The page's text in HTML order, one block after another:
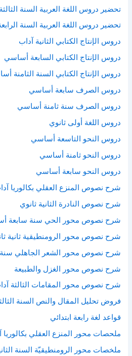
تحضير دروس اللغة العربية السنة
تحضير دروس اللغة العربية السنة
دروس الإنتاج الكتابي الثانية آداب
دروس الإنتاج الكتابي السابعة أساسي
دروس الإنتاج الكتابي السنة الثامنة
دروس الصرف سابعة أساسي
دروس الصرف سنة ثامنة أساسي
دروس اللغة أولى ثانوي
دروس النحو التاسعة أساسي
دروس النحو ثامنة أساسي
دروس النحو سابعة أساسي
شرح نصوص المنزع العقلي بكالوريا
شرح نصوص النادرة الثانية ثانوي
شرح نصوص محور الحي سنة سابعة
شرح نصوص محور الرومنطيقية ثانية
شرح نصوص محور الشعر الجاهلي سنة
شرح نصوص محور الغزل والطبيعة
شرح نصوص محور المقامات الثالثة
فروض تحليل المقال والنص السنة
قواعد لغة رابعة ابتدائي
ملحصات محور المنزع العقلي بكالوريا
ملخصات محور الرومنطيقيّة السنة